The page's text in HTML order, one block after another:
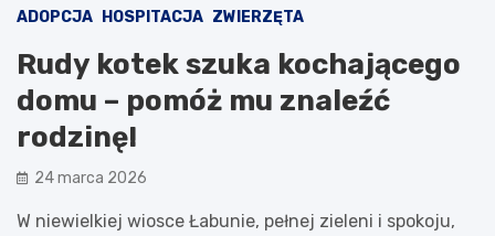
ADOPCJA HOSPITACJA ZWIERZĘTA
Rudy kotek szuka kochającego
domu – pomóż mu znaleźć
rodzinę!
24 marca 2026
W niewielkiej wiosce Łabunie, pełnej zieleni i spokoju,